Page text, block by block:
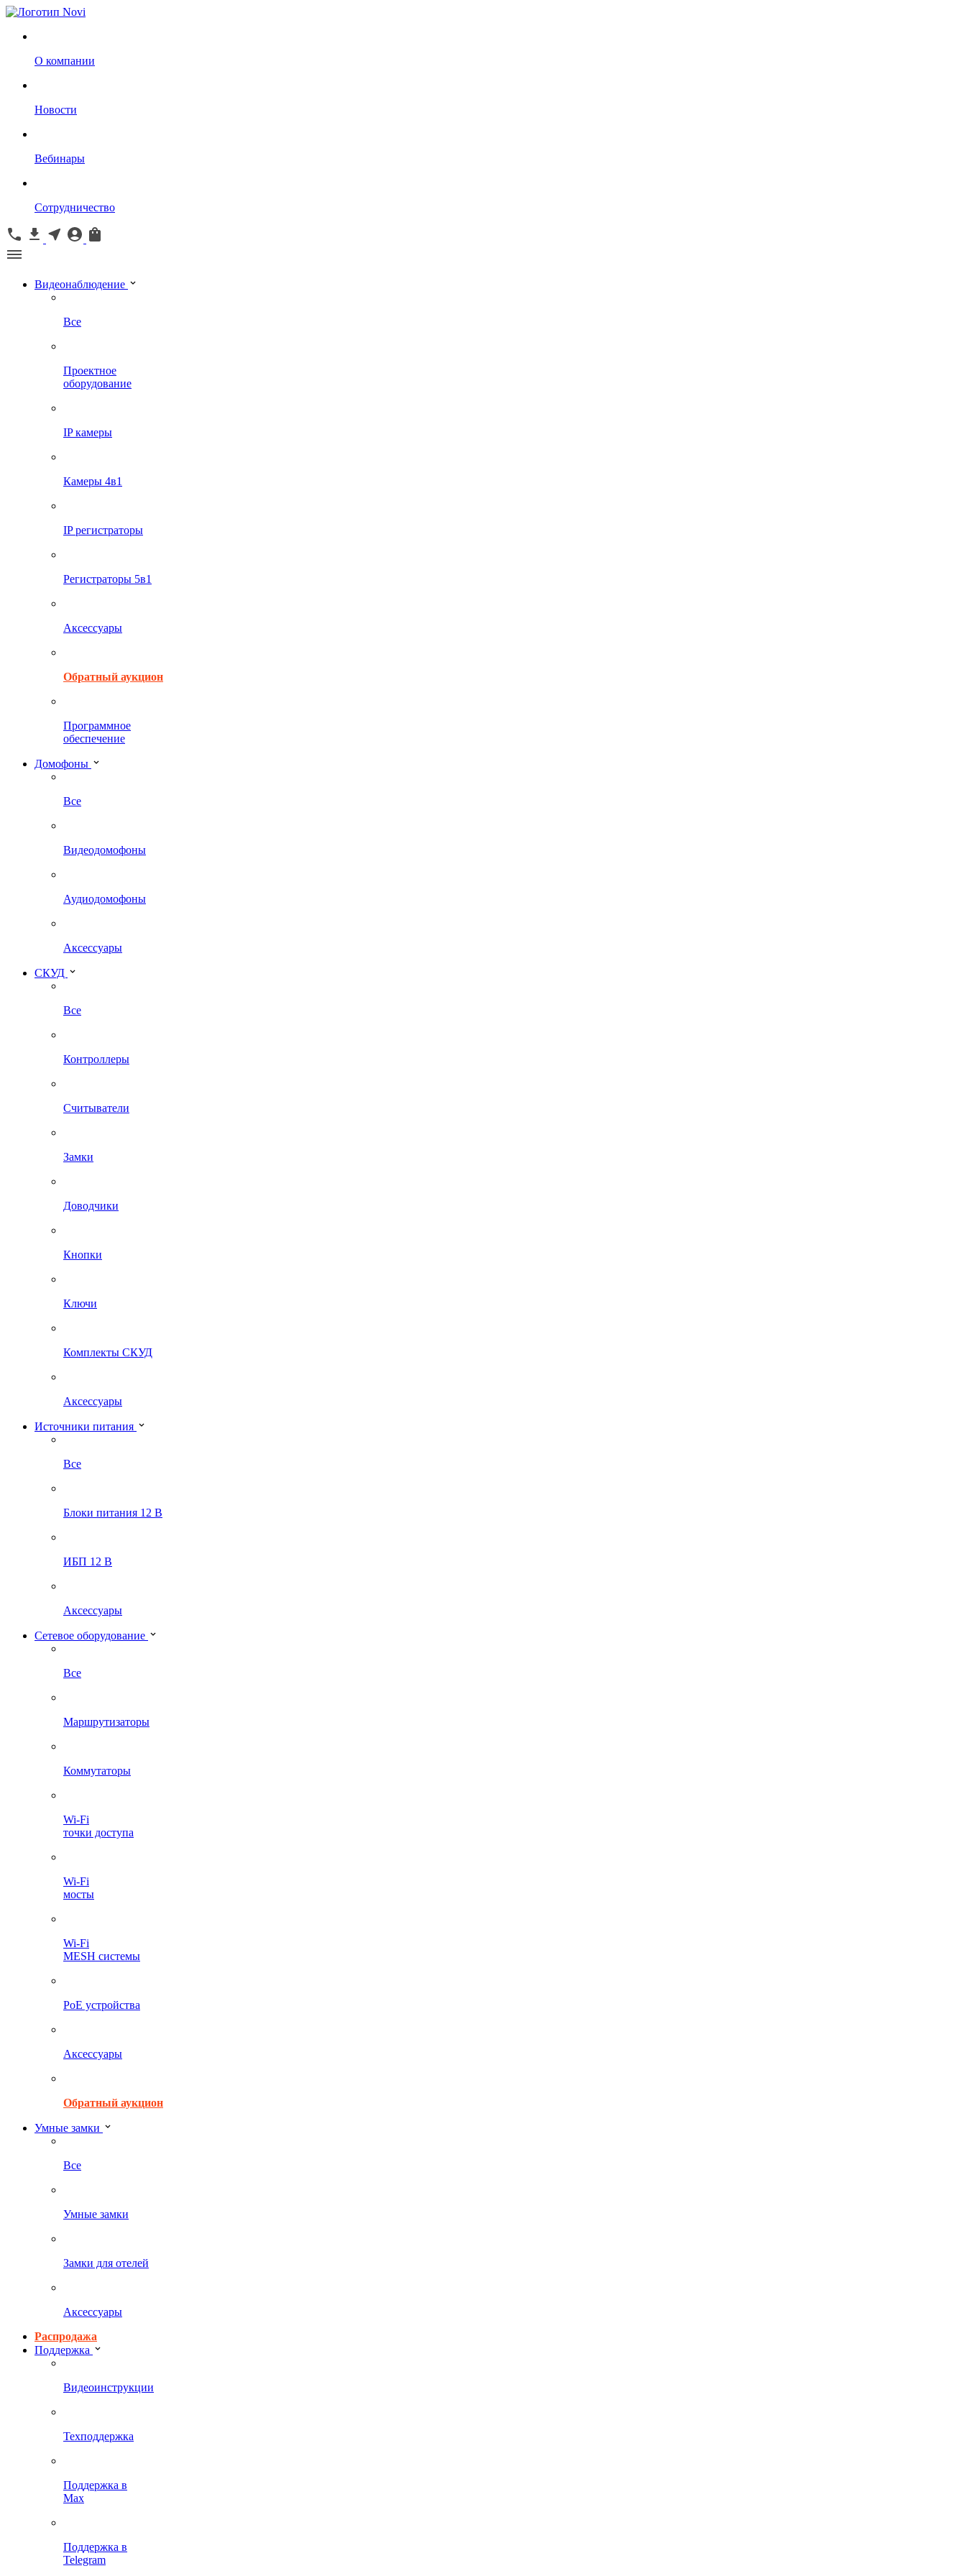
О компании
Новости
Вебинары
Сотрудничество
Видеонаблюдение
Все
Проектное
оборудование
IP камеры
Камеры 4в1
IP регистраторы
Регистраторы 5в1
Аксессуары
Обратный аукцион
Программное
обеспечение
Домофоны
Все
Видеодомофоны
Аудиодомофоны
Аксессуары
СКУД
Все
Контроллеры
Считыватели
Замки
Доводчики
Кнопки
Ключи
Комплекты СКУД
Аксессуары
Источники питания
Все
Блоки питания 12 В
ИБП 12 В
Аксессуары
Сетевое оборудование
Все
Маршрутизаторы
Коммутаторы
Wi-Fi
точки доступа
Wi-Fi
мосты
Wi-Fi
MESH системы
PoE устройства
Аксессуары
Обратный аукцион
Умные замки
Все
Умные замки
Замки для отелей
Аксессуары
Распродажа
Поддержка
Видеоинструкции
Техподдержка
Поддержка в
Max
Поддержка в
Telegram